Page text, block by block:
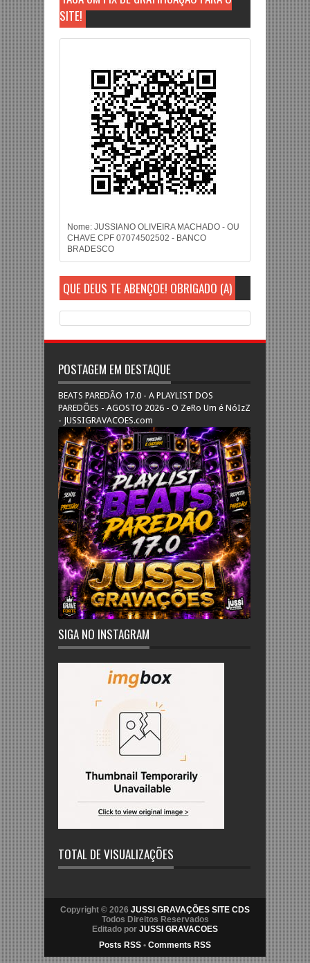
SITE!
Nome: JUSSIANO OLIVEIRA MACHADO - OU
CHAVE CPF 07074502502 - BANCO
BRADESCO
QUE DEUS TE ABENÇOE! OBRIGADO (A)
POSTAGEM EM DESTAQUE
BEATS PAREDÃO 17.0 - A PLAYLIST DOS
PAREDÕES - AGOSTO 2026 - O ZeRo Um é NóIzZ
- JUSSIGRAVACOES.com
SIGA NO INSTAGRAM
TOTAL DE VISUALIZAÇÕES
Copyright © 2026 JUSSI GRAVAÇÕES SITE CDS
Todos Direitos Reservados
Editado por JUSSI GRAVACOES
Posts RSS • Comments RSS